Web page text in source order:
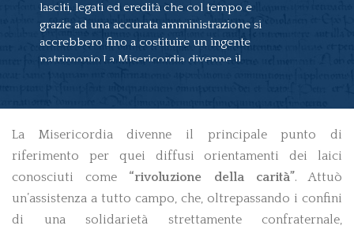
lasciti, legati ed eredità che col tempo e
grazie ad una accurata amministrazione si
accrebbero fino a costituire un ingente
patrimonio.La Misericordia divenne il
“rivoluzione della carità”. Attuò un’assistenza a
tutto campo, che si rivolgeva all’intera
cittadinanza e copriva l’intera città, tutto il
territorio del medioevale “Comune di
Bergamo”, cioè l’attuale territorio di tutta la
provincia.
La Misericordia divenne il principale punto di
riferimento per quei diffusi orientamenti dei laici
conosciuti come “rivoluzione della carità”. Attuò
un’assistenza a tutto campo, che, oltrepassando i confini
di una solidarietà strettamente confraternale,